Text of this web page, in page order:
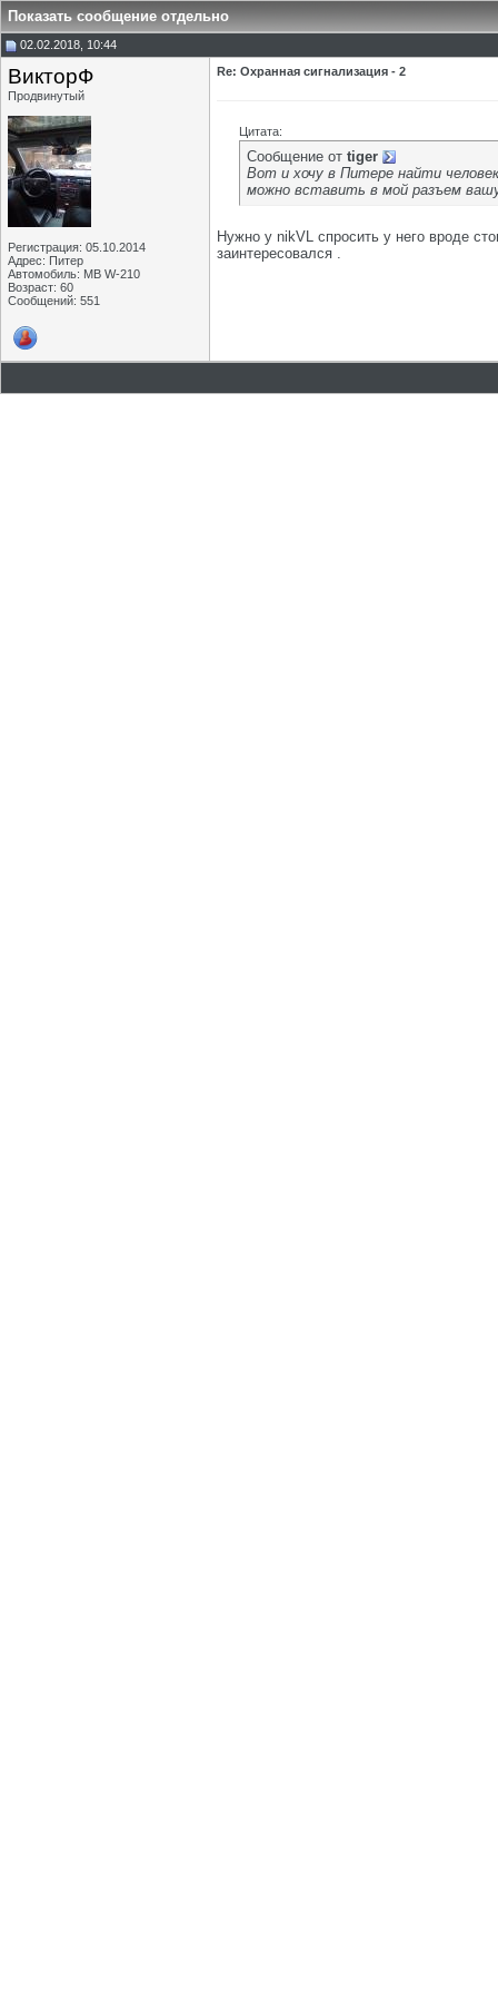
Показать сообщение отдельно
02.02.2018, 10:44
ВикторФ
Продвинутый
Регистрация: 05.10.2014
Адрес: Питер
Автомобиль: MB W-210
Возраст: 60
Сообщений: 551
Re: Охранная сигнализация - 2
Цитата:
Сообщение от tiger
Вот и хочу в Питере найти
можно вставить в мой разъем
Нужно у nikVL спросить у него вроде
заинтересовался .